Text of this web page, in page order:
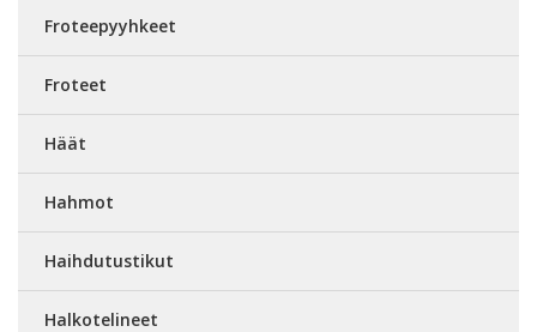
Froteepyyhkeet
Froteet
Häät
Hahmot
Haihdutustikut
Halkotelineet